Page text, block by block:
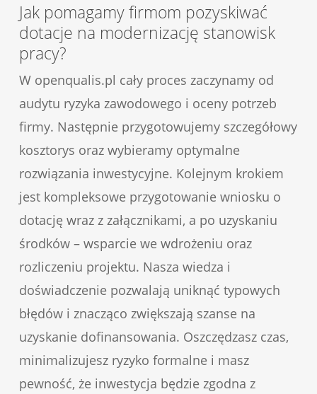
Jak pomagamy firmom pozyskiwać
dotacje na modernizację stanowisk
pracy?
W openqualis.pl cały proces zaczynamy od
audytu ryzyka zawodowego i oceny potrzeb
firmy. Następnie przygotowujemy szczegółowy
kosztorys oraz wybieramy optymalne
rozwiązania inwestycyjne. Kolejnym krokiem
jest kompleksowe przygotowanie wniosku o
dotację wraz z załącznikami, a po uzyskaniu
środków – wsparcie we wdrożeniu oraz
rozliczeniu projektu. Nasza wiedza i
doświadczenie pozwalają uniknąć typowych
błędów i znacząco zwiększają szanse na
uzyskanie dofinansowania. Oszczędzasz czas,
minimalizujesz ryzyko formalne i masz
pewność, że inwestycja będzie zgodna z